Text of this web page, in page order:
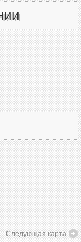
Следующая карта